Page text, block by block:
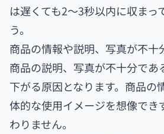
は遅くても2〜3秒以内に収まっ
う。
商品の情報や説明、写真が不十
商品の説明、写真が不十分であ
下がる原因となります。商品の
体的な使用イメージを想像でき
わりません。